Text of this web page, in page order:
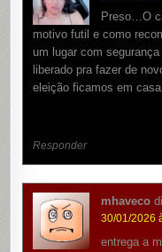
Preso…O
motivo futil e como
um lugar com
liberado pra fazer de
eleição ficamos em
Responder
mhaveco
30/01/2026
entrega a